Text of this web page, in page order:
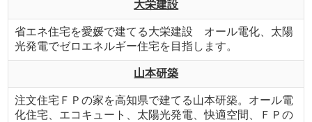
大栄建設
省エネ住宅を愛媛で建てる大栄建設 オール電化、太陽
光発電でゼロエネルギー住宅を目指します。
山本研築
注文住宅ＦＰの家を高知県で建てる山本研築。オール電
化住宅、エコキュート、太陽光発電、快適空間、ＦＰの